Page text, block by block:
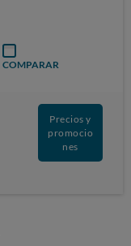
COMPARAR
Precios y
promocio
nes